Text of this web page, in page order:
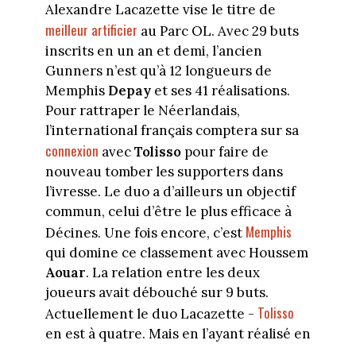
Alexandre Lacazette vise le titre de
meilleur artificier au Parc OL. Avec 29 buts
inscrits en un an et demi, l’ancien
Gunners n’est qu’à 12 longueurs de
Memphis Depayet ses 41 réalisations.
Pour rattraper le Néerlandais,
l’international français comptera sur sa
connexion avecTolissopour faire de
nouveau tomber les supporters dans
l’ivresse. Le duo a d’ailleurs un objectif
commun, celui d’être le plus efficace à
Décines. Une fois encore, c’est Memphis
qui domine ce classement avec Houssem
Aouar. La relation entre les deux
joueurs avait débouché sur 9 buts.
Actuellement le duo Lacazette - Tolisso
en est à quatre. Mais en l’ayant réalisé en